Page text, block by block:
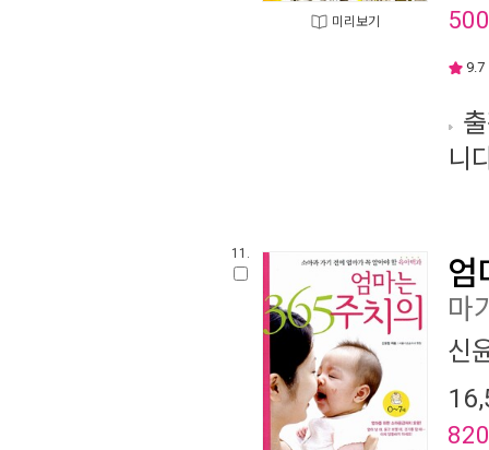
미리보기 500
9.7
니
11.
엄
마
신
820